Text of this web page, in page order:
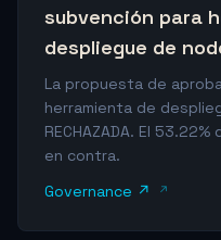
subvención para
despliegue de
La propuesta de
herramienta de
RECHAZADA. El
en contra.
Governance ↗